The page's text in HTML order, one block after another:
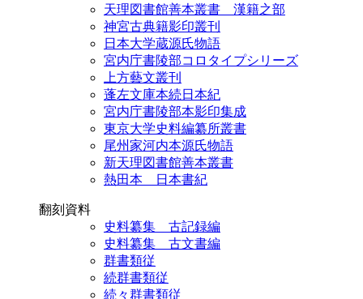
天理図書館善本叢書 漢籍之部
神宮古典籍影印叢刊
日本大学蔵源氏物語
宮内庁書陵部コロタイプシリーズ
上方藝文叢刊
蓬左文庫本続日本紀
宮内庁書陵部本影印集成
東京大学史料編纂所叢書
尾州家河内本源氏物語
新天理図書館善本叢書
熱田本 日本書紀
翻刻資料
史料纂集 古記録編
史料纂集 古文書編
群書類従
続群書類従
続々群書類従